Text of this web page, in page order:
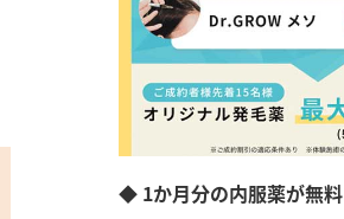
◆ 1か月分の内服薬が無料